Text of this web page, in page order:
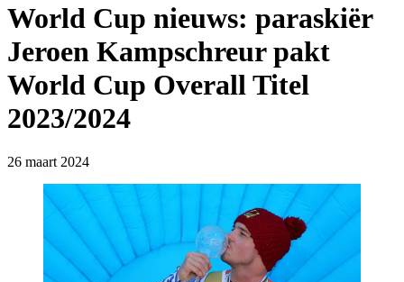
World Cup nieuws: paraskiër
Jeroen Kampschreur pakt
World Cup Overall Titel
2023/2024
26 maart 2024